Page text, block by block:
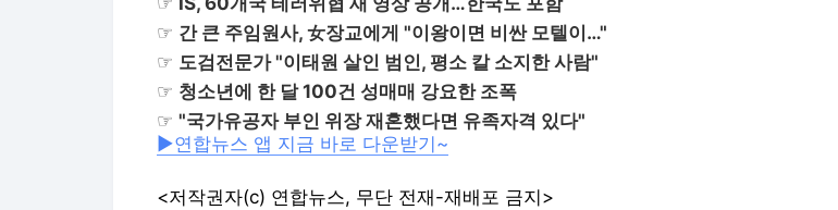
☞ 간 큰 주임원사, 女장교에게 "이왕이면 비싼 모텔이…"
☞ 도검전문가 "이태원 살인 범인, 평소 칼 소지한 사람"
☞ 청소년에 한 달 100건 성매매 강요한 조폭
☞ "국가유공자 부인 위장 재혼했다면 유족자격 있다"
▶연합뉴스 앱 지금 바로 다운받기~
<저작권자(c) 연합뉴스, 무단 전재-재배포 금지>